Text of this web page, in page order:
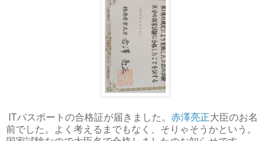
ITパスポートの合格証が届きました。 赤澤亮正大臣のお名
前でした。よく考えるまでもなく、そりゃそうかという。